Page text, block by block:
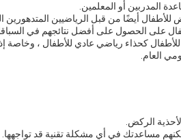
المدربين أو المعلمين.
للأطفال أيضًا من قبل الرياضيين
على الحصول على أفضل نتائجهم في
كحذاء رياضي عادي للأطفال ، وخاصة
العام.
الركض.
مساعدتك في أي مشكلة تقنية قد